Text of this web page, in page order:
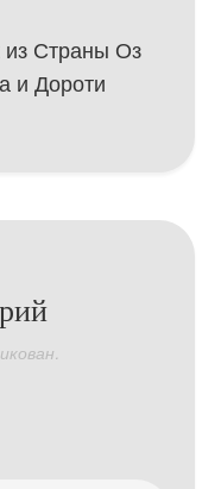
Страны Оз
и Дороти